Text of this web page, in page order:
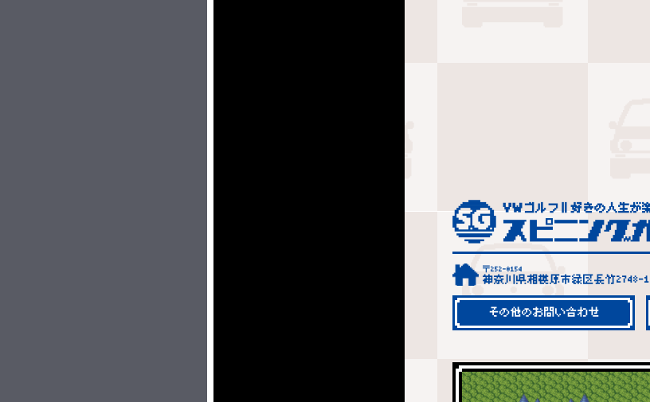
〒252-0154
神奈川県相模原市緑区長竹2748-1
その他のお問い合わせ